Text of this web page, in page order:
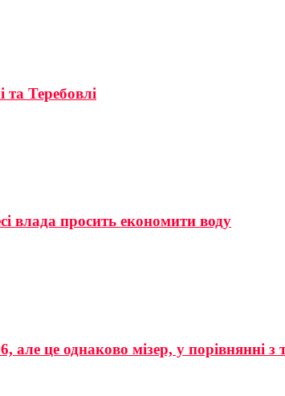
Теребовлі
влада просить економити воду
але це однаково мізер, у